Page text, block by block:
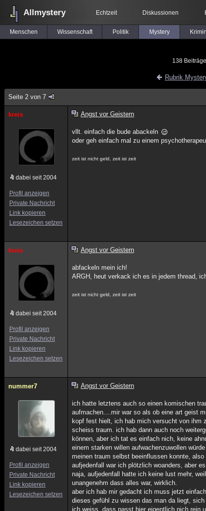
Allmystery Echtzeit Diskussionen
Menschen Wissenschaft Politik Mystery
138 Beiträge
Rubrik
Seite 2 von 7
kreis
dabei seit 2004
Profil anzeigen
Private Nachricht
Link kopieren
Lesezeichen setzen
Angst vor Geistern
vllt. einfach die bude abackeln
oder geh einfach mal zu einem
zeit ist nicht geld, zeit ist zeit
kreis
dabei seit 2004
Profil anzeigen
Private Nachricht
Link kopieren
Lesezeichen setzen
Angst vor Geistern
abfackeln mein ich!
ARGH, heut verkack ich es in jedem thread,
zeit ist nicht geld, zeit ist zeit
nummer7
dabei seit 2004
Profil anzeigen
Private Nachricht
Link kopieren
Lesezeichen setzen
Angst vor Geistern
ich hatte letztens auch so einen komischen
aufmachen....mir war so als ob eine art geist
kopf fest hielt, ich hab mich versucht von ihm
scheiss traum. ich hab dann auch noch
können, aber ich tat es einfach nich, keine
einem starken willen aufwachenzuwollen
meinen traum selbst beeinflussen konnte,
aufjedenfall war ich plötzlich woanders, aber
naja, aufjedenfall hatte ich keine lust mehr,
unangenehm dass alles war, wirklich.
aber ich hab mir gedacht ich muss jetzt
dieses gefühl zu wissen das man da liegt,
ich weiss, dass passt hier eigentlich nich rein